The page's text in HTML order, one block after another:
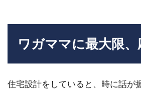
ワガママに最大限
住宅設計をしていると、時に話が